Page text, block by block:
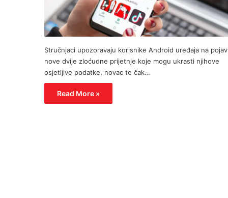
Stručnjaci upozoravaju korisnike Android uređaja na
nove dvije zloćudne prijetnje koje mogu ukrasti njihove
osjetljive podatke, novac te čak…
Read More »